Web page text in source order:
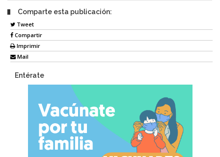
Comparte esta publicación:
Tweet
Compartir
Imprimir
Mail
Entérate